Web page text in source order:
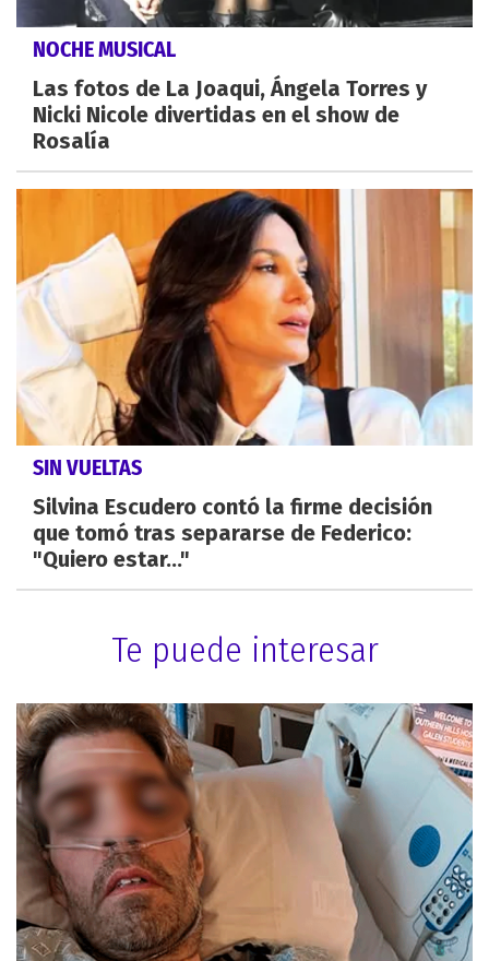
NOCHE MUSICAL
Las fotos de La Joaqui, Ángela Torres y
Nicki Nicole divertidas en el show de
Rosalía
SIN VUELTAS
Silvina Escudero contó la firme decisión
que tomó tras separarse de Federico:
"Quiero estar..."
Te puede interesar